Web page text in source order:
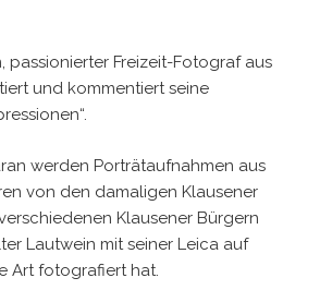
passionierter Freizeit-Fotograf aus
und kommentiert seine
werden Porträtaufnahmen aus
von den damaligen Klausener
Klausener Bürgern
Lautwein mit seiner Leica auf
Art fotografiert hat.